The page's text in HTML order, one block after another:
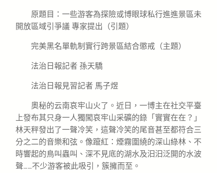
原題目：一些游客為探險或博眼球私行進進景區未
開放區域引爭議 專家提出（引題）
完美黑名單軌制實行跨景區結合懲戒（主題）
法治日報記者 孫天驕
法治日報見習記者 馬子煜
奧秘的云南哀牢山火了。近日，一博主在社交平臺
上發布其只身一人獨闖哀牢山采礦的錄「實實在在？」
林天秤發出了一聲冷笑，這聲冷笑的尾音甚至都符合三
分之二的音樂和弦。像躥紅：煙霧圍繞的深山綠林、不
時響起的鳥叫蟲叫、深不見底的湖水及汩汩泛開的水波
聲……不少游客被此吸引，簇擁而至。